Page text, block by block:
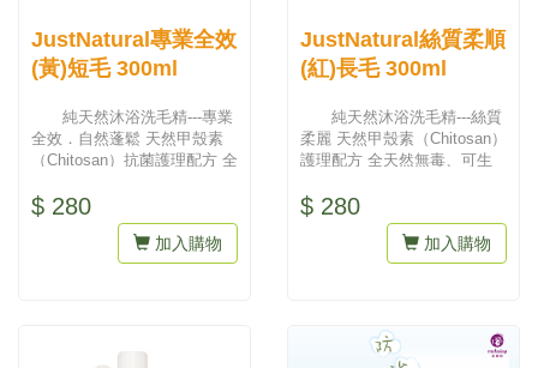
JustNatural專業全效
(黃)短毛 300ml
純天然沐浴洗毛精---專業
全效．自然蓬鬆 天然甲殼素
（Chitosan）抗菌護理配方 全
$ 280
加入購物
JustNatural絲質柔順
(紅)長毛 300ml
純天然沐浴洗毛精---絲質
柔麗 天然甲殼素（Chitosan）
護理配方 全天然無毒、可生
$ 280
加入購物